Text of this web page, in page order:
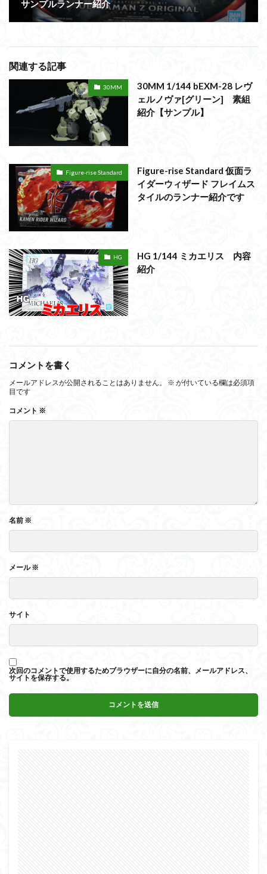
サンプルランナー紹介
関連する記事
30MM
30MM 1/144 bEXM-28 レヴ
ェルノヴァ[グリーン] 素組
紹介【サンプル】
Figure-rise Standard
Figure-rise Standard 仮面ラ
イダーウィザード フレイムス
タイルのランナー紹介です
HG
HG 1/144 ミカエリス 内容
紹介
コメントを書く
メールアドレスが公開されることはありません。 ※ が付いている欄は必須項
目です
コメント ※
名前 ※
メール※
サイト
次回のコメントで使用するためブラウザーに自分の名前、メールアドレス、
サイトを保存する。